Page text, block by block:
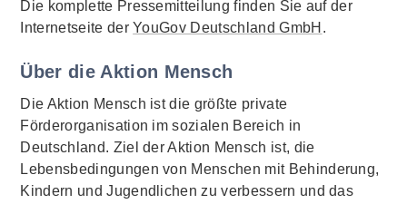
Die komplette Pressemitteilung finden Sie auf der
Internetseite derYouGov Deutschland GmbH .
Über die Aktion Mensch
Die Aktion Mensch ist die größte private
Förderorganisation im sozialen Bereich in
Deutschland. Ziel der Aktion Mensch ist, die
Lebensbedingungen von Menschen mit Behinderung,
Kindern und Jugendlichen zu verbessern und das